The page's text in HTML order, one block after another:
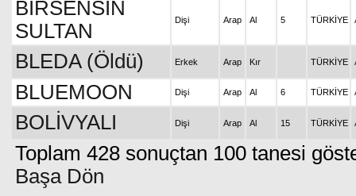
BİRSENSİN
SULTAN
Dişi Arap Al 5 TÜRKİYE
BLEDA (Öldü) Erkek Arap Kır TÜRKİYE
BLUEMOON Dişi Arap Al 6 TÜRKİYE
BOLİVYALI Dişi Arap Al 15 TÜRKİYE
Toplam 428 sonuçtan 100 tanesi
Başa Dön